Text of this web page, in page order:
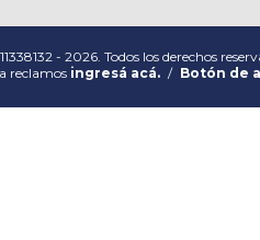
- 2026. Todos los derechos
reclamos ingresá acá. / Botón de